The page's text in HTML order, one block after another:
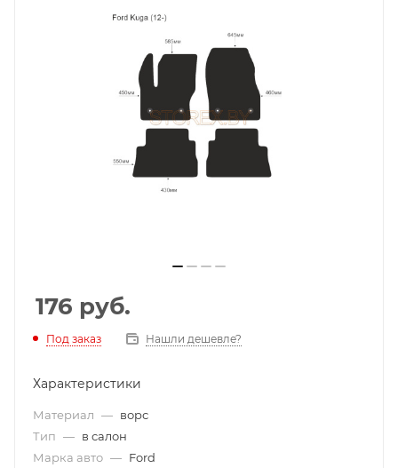
176 руб.
Под заказ Нашли дешевле?
Характеристики
Материал — ворс
Тип — в салон
Марка авто — Ford